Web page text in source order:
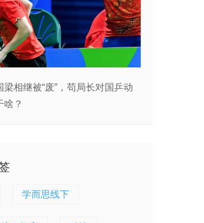
梁相继被“废”，苟局长对国乒动
啥？
学而思线下